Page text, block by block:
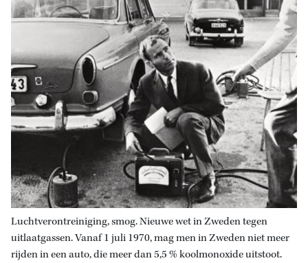
Luchtverontreiniging, smog. Nieuwe wet in Zweden tegen
uitlaatgassen. Vanaf 1 juli 1970, mag men in Zweden niet meer
rijden in een auto, die meer dan 5,5 % koolmonoxide uitstoot.